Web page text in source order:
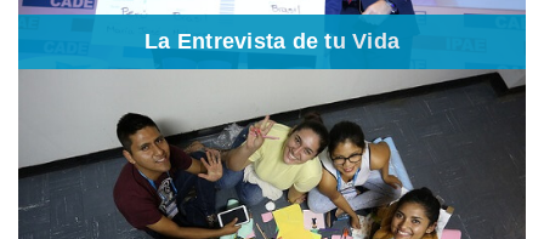
La Entrevista de tu Vida
Desafío CADE UNI
Buscamos que los participantes vivan la experiencia de